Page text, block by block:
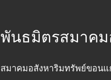
พันธมิตรสมาคม
สมาคมอสังหาริมทรัพย์ขอน